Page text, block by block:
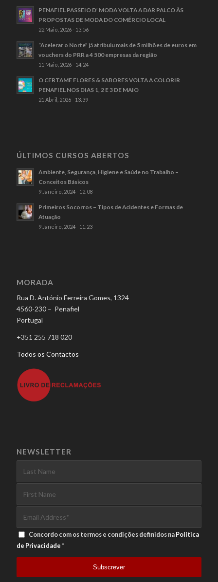
PENAFIEL PASSEIO D’ MODA VOLTA A DAR PALCO ÀS
PROPOSTAS DE MODA DO COMÉRCIO LOCAL
22 Maio, 2026 - 13:56
“Acelerar o Norte” já atribuiu mais de 5 milhões de euros em
vouchers do PRR a 4 500 empresas da região
11 Maio, 2026 - 14:24
O CERTAME FLORES & SABORES VOLTA A COLORIR
PENAFIEL NOS DIAS 1, 2 E 3 DE MAIO
21 Abril, 2026 - 13:39
ÚLTIMOS CURSOS ABERTOS
Ambiente, Segurança, Higiene e Saúde no Trabalho –
Conceitos Básicos
9 Janeiro, 2024 - 12:08
Primeiros Socorros – Tipos de Acidentes e Formas de
Atuação
9 Janeiro, 2024 - 11:23
MORADA
Rua D. António Ferreira Gomes, 1324
4560-230 – Penafiel
Portugal
+351 255 718 020
Todos os Contactos
NEWSLETTER
Concordo com os termos e condições definidos naPolítica
de Privacidade*